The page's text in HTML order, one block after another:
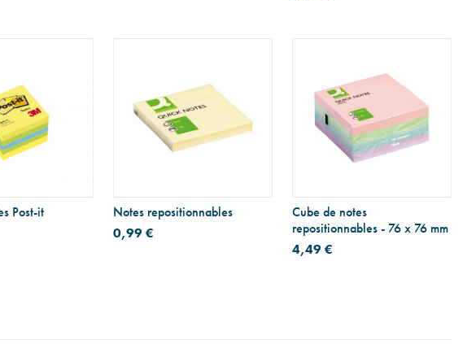
Post-it
Notes repositionnables
0,99 €
Cube de notes
repositionnables - 76 x 76 mm
4,49 €